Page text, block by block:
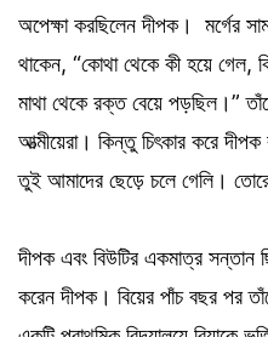
অপেক্ষা করছিলেন দীপক। মর্গের
থাকেন, “কোথা থেকে কী হয়ে গেল,
মাথা থেকে রক্ত বেয়ে পড়ছিল।”
আত্মীয়েরা। কিন্তু চিৎকার করে
তুই আমাদের ছেড়ে চলে গেলি।
দীপক এবং বিউটির একমাত্র সন্তান
করেন দীপক। বিয়ের পাঁচ বছর পর